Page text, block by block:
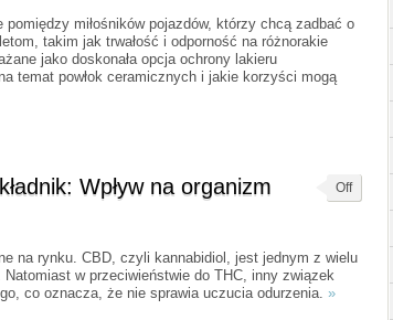
pomiędzy miłośników pojazdów, którzy chcą zadbać o
takim jak trwałość i odporność na różnorakie
jako doskonała opcja ochrony lakieru
temat powłok ceramicznych i jakie korzyści mogą
Wpływ na organizm Off
na rynku. CBD, czyli kannabidiol, jest jednym z wielu
w przeciwieństwie do THC, inny związek
co oznacza, że nie sprawia uczucia odurzenia. »